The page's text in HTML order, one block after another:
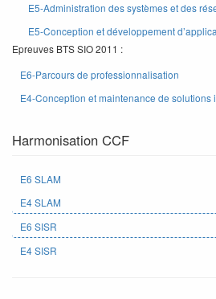
E5-Administration des systèmes et des
E5-Conception et développement
Epreuves BTS SIO 2011 :
E6-Parcours de professionnalisation
E4-Conception et maintenance de solutions
Harmonisation CCF
E6 SLAM
E4 SLAM
E6 SISR
E4 SISR